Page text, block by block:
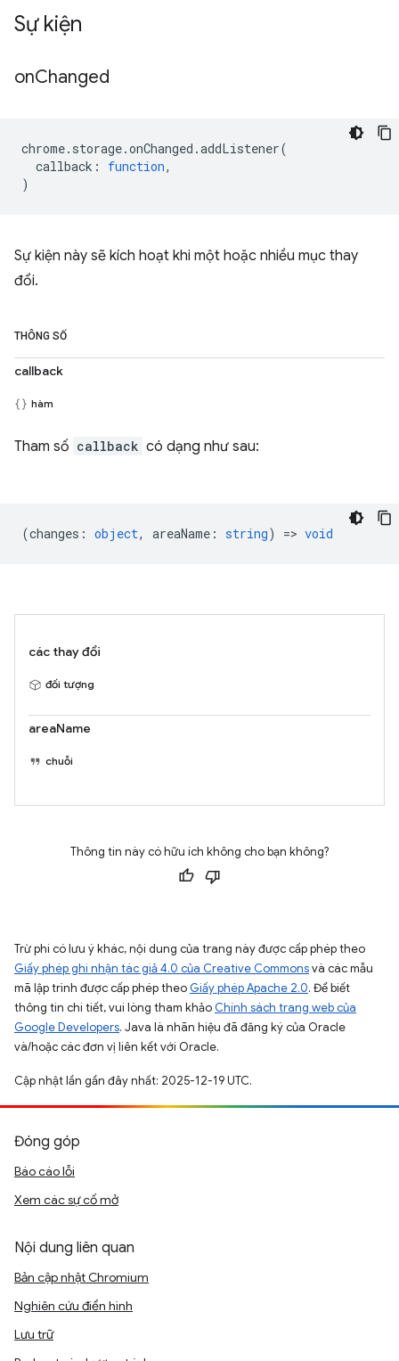
Sự kiện
onChanged
chrome. storage.onChanged .addListener(
callback : function,
)
Sự kiện này sẽ kích hoạt khi một hoặc nhiều mục thay
đổi.
THÔNG SỐ
callback
hàm
Tham số callback có dạng như sau:
(changes : object, areaName : string) => void
các thay đổi
đối tượng
areaName
chuỗi
Thông tin này có hữu ích không cho bạn không?
Trừ phi có lưu ý khác, nội dung của trang này được cấp phép theo
Giấy phép ghi nhận tác giả 4.0 của Creative Commonsvà các mẫu
mã lập trình được cấp phép theo Giấy phép Apache 2.0. Để biết
thông tin chi tiết, vui lòng tham khảo Chính sách trang web của
Google Developers. Java là nhãn hiệu đã đăng ký của Oracle
và/hoặc các đơn vị liên kết với Oracle.
Cập nhật lần gần đây nhất: 2025-12-19 UTC.
Đóng góp
Báo cáo lỗi
Xem các sự cố mở
Nội dung liên quan
Bản cập nhật Chromium
Nghiên cứu điển hình
Lưu trữ